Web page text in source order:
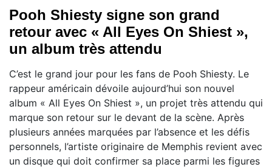
Pooh Shiesty signe son grand
retour avec « All Eyes On Shiest »,
un album très attendu
C’est le grand jour pour les fans de Pooh Shiesty. Le
rappeur américain dévoile aujourd’hui son nouvel
album « All Eyes On Shiest », un projet très attendu qui
marque son retour sur le devant de la scène. Après
plusieurs années marquées par l’absence et les défis
personnels, l’artiste originaire de Memphis revient avec
un disque qui doit confirmer sa place parmi les figures